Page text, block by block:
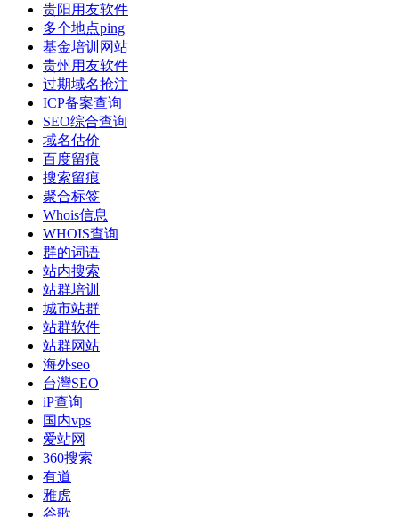
贵阳用友软件
多个地点ping
基金培训网站
贵州用友软件
过期域名抢注
ICP备案查询
SEO综合查询
域名估价
百度留痕
搜索留痕
聚合标签
Whois信息
WHOIS查询
群的词语
站内搜索
站群培训
城市站群
站群软件
站群网站
海外seo
台灣SEO
iP查询
国内vps
爱站网
360搜索
有道
雅虎
谷歌